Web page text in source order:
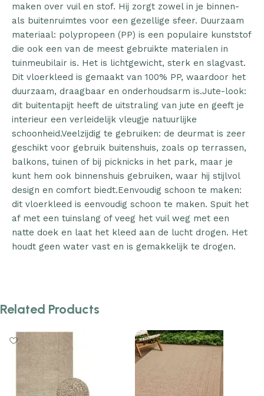
maken over vuil en stof. Hij zorgt zowel in je binnen-
als buitenruimtes voor een gezellige sfeer. Duurzaam
materiaal: polypropeen (PP) is een populaire kunststof
die ook een van de meest gebruikte materialen in
tuinmeubilair is. Het is lichtgewicht, sterk en slagvast.
Dit vloerkleed is gemaakt van 100% PP, waardoor het
duurzaam, draagbaar en onderhoudsarm is.Jute-look:
dit buitentapijt heeft de uitstraling van jute en geeft je
interieur een verleidelijk vleugje natuurlijke
schoonheid.Veelzijdig te gebruiken: de deurmat is zeer
geschikt voor gebruik buitenshuis, zoals op terrassen,
balkons, tuinen of bij picknicks in het park, maar je
kunt hem ook binnenshuis gebruiken, waar hij stijlvol
design en comfort biedt.Eenvoudig schoon te maken:
dit vloerkleed is eenvoudig schoon te maken. Spuit het
af met een tuinslang of veeg het vuil weg met een
natte doek en laat het kleed aan de lucht drogen. Het
houdt geen water vast en is gemakkelijk te drogen.
Related Products